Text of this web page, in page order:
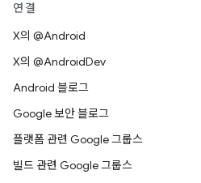
연결
X의 @Android
X의 @AndroidDev
Android 블로그
Google 보안 블로그
플랫폼 관련 Google 그룹스
빌드 관련 Google 그룹스